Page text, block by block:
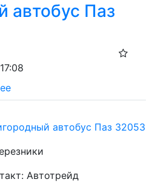
автобус Паз
автобус Паз 32053
Автотрейд